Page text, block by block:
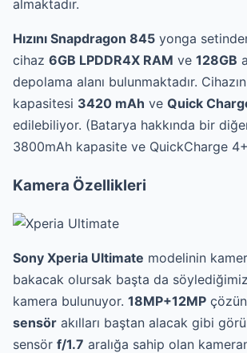
almaktadır.
Hızını Snapdragon 845 yonga
cihaz 6GB LPDDR4X RAM ve 128GB
depolama alanı bulunmaktadır.
kapasitesi 3420 mAh ve Quick
edilebiliyor. (Batarya hakkında bir
3800mAh kapasite ve QuickCharge
Kamera Özellikleri
Sony Xperia Ultimate modelinin
bakacak olursak başta da
kamera bulunuyor. 18MP+12MP
sensör akılları baştan alacak gibi
sensör f/1.7 aralığa sahip olan